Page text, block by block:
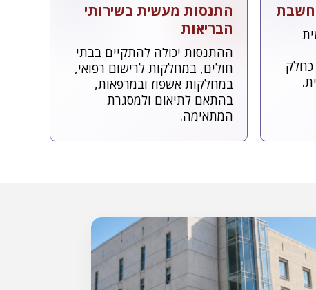
כחלק
התנסות מעשית בשירותי
הבריאות
ההתנסות יכולה להתקיים בבתי
חולים, במחלקות לרישום רפואי,
במחלקות אשפוז ובמרפאות,
בהתאם לתיאום ולמסגרת
המתאימה.